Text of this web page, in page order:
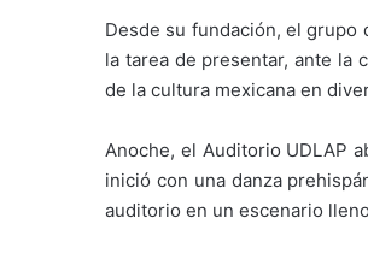
Desde su fundación, el grupo
la tarea de presentar, ante la
de la cultura mexicana en
Anoche, el Auditorio UDLAP
inició con una danza
auditorio en un escenario